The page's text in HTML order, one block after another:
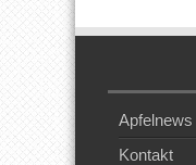
Apfelnews
Kontakt